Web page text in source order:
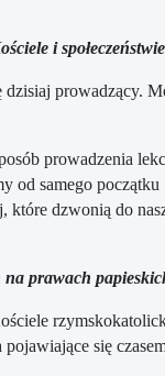
i
dzisiaj prowadzący.
prowadzenia
od samego początku
które dzwonią do
na prawach
się